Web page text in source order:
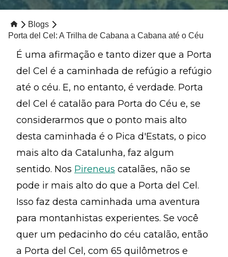
Blogs
Porta del Cel: A Trilha de Cabana a Cabana até o Céu
É uma afirmação e tanto dizer que a Porta
del Cel é a caminhada de refúgio a refúgio
até o céu. E, no entanto, é verdade. Porta
del Cel é catalão para Porta do Céu e, se
considerarmos que o ponto mais alto
desta caminhada é o Pica d'Estats, o pico
mais alto da Catalunha, faz algum
sentido. Nos Pireneus catalães, não se
pode ir mais alto do que a Porta del Cel.
Isso faz desta caminhada uma aventura
para montanhistas experientes. Se você
quer um pedacinho do céu catalão, então
a Porta del Cel, com 65 quilômetros e